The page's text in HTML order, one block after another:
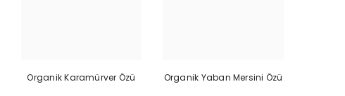
Organik Karamürver Özü Organik Yaban Mersini Özü